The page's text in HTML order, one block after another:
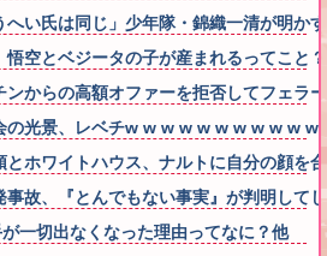
へい氏は同じ」少年隊・錦織一清が明か
悟空とベジータの子が産まれるってこと
からの高額オファーを拒否してフェラ
の光景、レベチw w w w w w w w w w w
とホワイトハウス、ナルトに自分の顔
事故、『とんでもない事実』が判明して
一切出なくなった理由ってなに？他